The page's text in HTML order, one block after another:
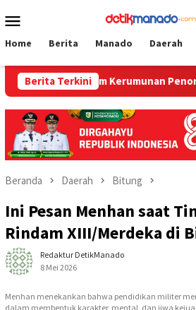
ke
Mobile
Home Berita Manado Daerah
Berita Terkini
Balap Hantam Kerumunan Penonton
Beranda Daerah Bitung
Ini Pesan Menhan saat
Rindam XIII/Merdeka di
Redaktur DetikManado
8 Mei 2026
Menhan menekankan bahwa pendidikan militer
dalam membentuk karakter, mental, dan jiwa